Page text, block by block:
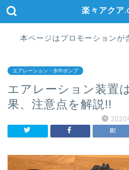
楽々アクア
本ページはプロモーションが
エアレーション・水中ポンプ
エアレーション装置
果、注意点を解説!!
2020